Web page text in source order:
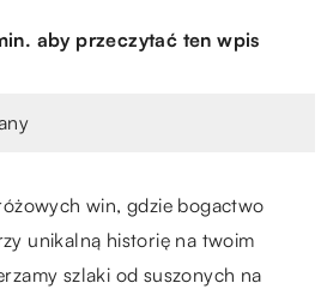
aby przeczytać ten wpis
win, gdzie bogactwo
unikalną historię na twoim
szlaki od suszonych na